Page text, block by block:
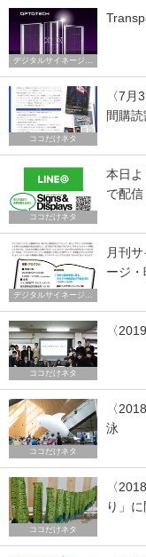
デジタルサイネージ トレンド
ココだけネタ
〈7
間購
ココだけネタ
本日
で配信
デジタルサイネージ トレンド
月刊
ージ・
ココだけネタ
〈
ココだけネタ
〈
泳
ココだけネタ
〈
り」